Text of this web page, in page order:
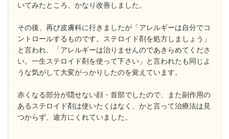
いてみたところ、かなり改善しました。
その後、再び皮膚科に行きましたが「アレルギーは自分でコ
ントロールするものです。ステロイド剤を処方しましょう」
と言われ、「アレルギーは治りませんのであきらめてくださ
い。一生ステロイド剤を使って下さい」と言われたも同じよ
うな気がして大変がっかりしたのを覚えています。
赤くなる部分が隠せない顔・首部でしたので、また副作用の
あるステロイド剤は使いたくはなく、かと言って治療法は見
つからず、途方にくれていました。